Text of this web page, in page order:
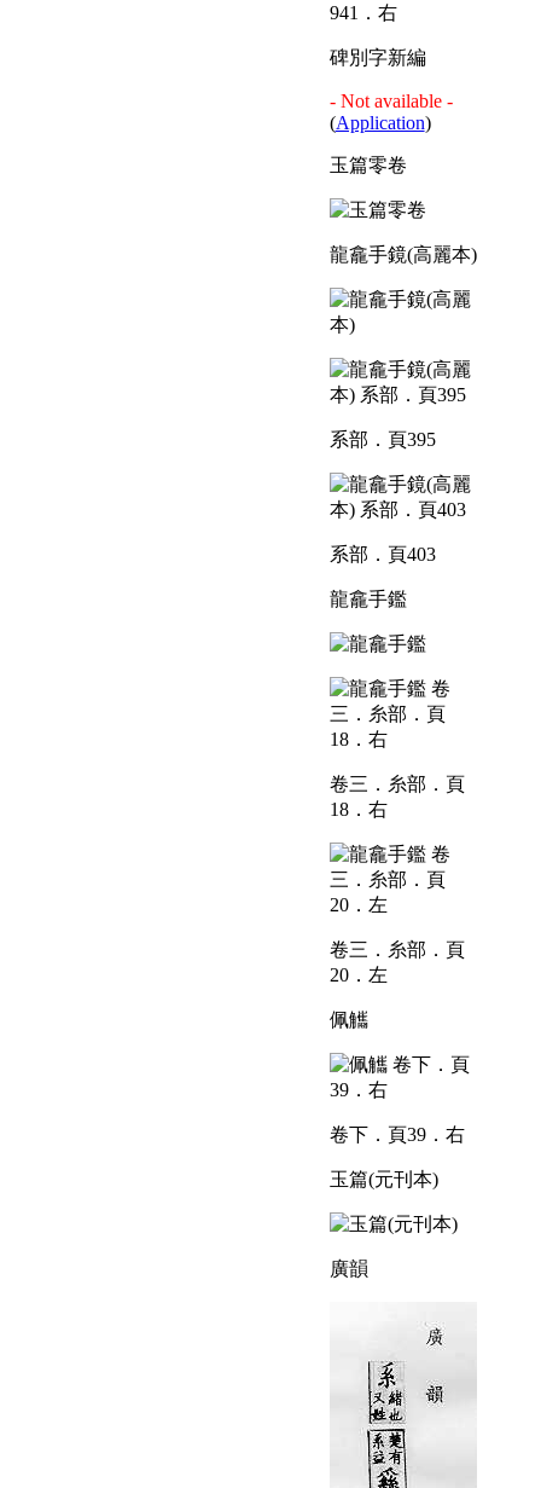
941．右
碑別字新編
- Not available -
(Application)
玉篇零卷
龍龕手鏡(高麗本)
系部．頁395
系部．頁403
龍龕手鑑
卷三．糸部．頁
18．右
卷三．糸部．頁
20．左
佩觿
卷下．頁39．右
玉篇(元刊本)
廣韻